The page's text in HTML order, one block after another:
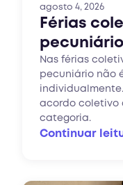
agosto 4, 2026
Férias
pecuniário
Nas férias
pecuniário não
acordo coletivo
categoria.
Continuar